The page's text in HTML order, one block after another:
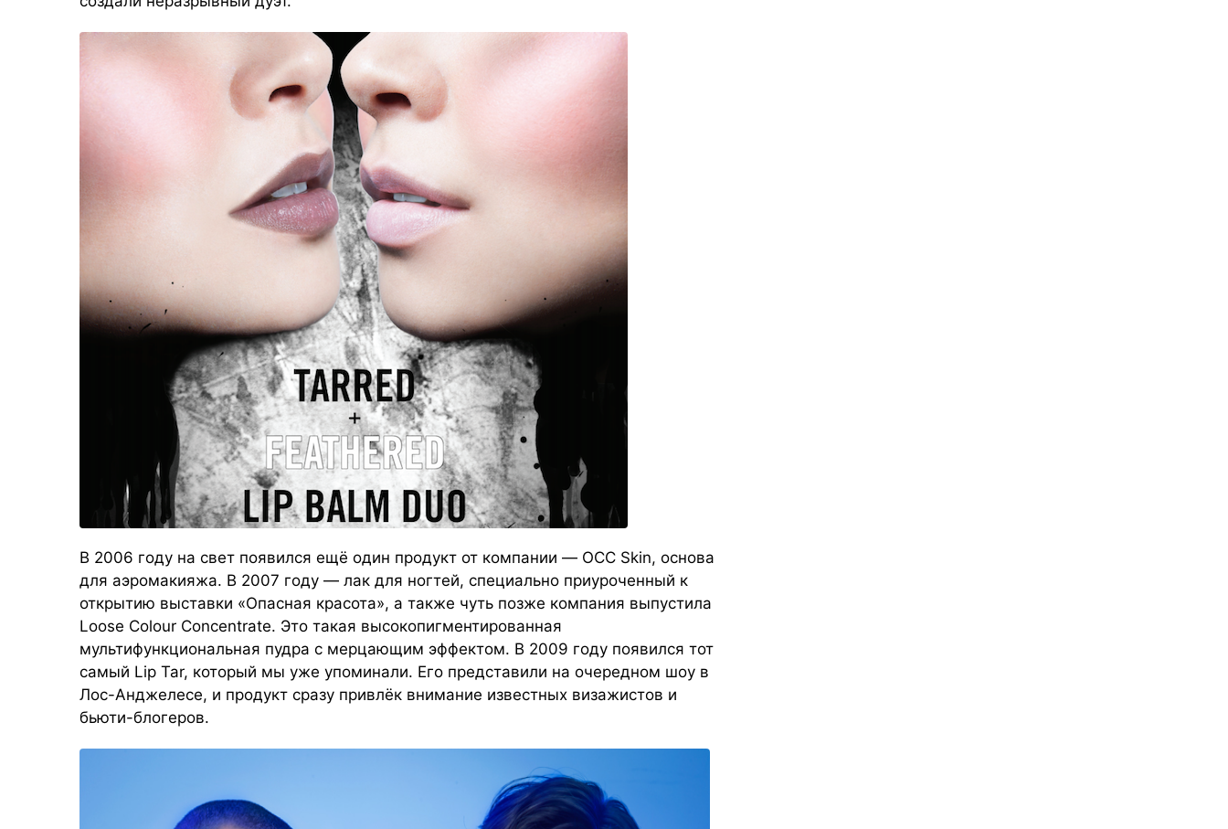
В 2006 году на свет появился ещё один продукт от компании — OCC Skin, основа
для аэромакияжа. В 2007 году — лак для ногтей, специально приуроченный к
открытию выставки «Опасная красота», а также чуть позже компания выпустила
Loose Colour Concentrate. Это такая высокопигментированная
мультифункциональная пудра с мерцающим эффектом. В 2009 году появился тот
самый Lip Tar, который мы уже упоминали. Его представили на очередном шоу в
Лос-Анджелесе, и продукт сразу привлёк внимание известных визажистов и
бьюти-блогеров.